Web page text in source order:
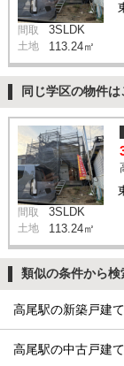
間取 3SLDK
土地 113.24㎡
同じ学区の物件は
間取 3SLDK
土地 113.24㎡
類似の条件から検
高尾駅の新築戸建て
高尾駅の中古戸建て